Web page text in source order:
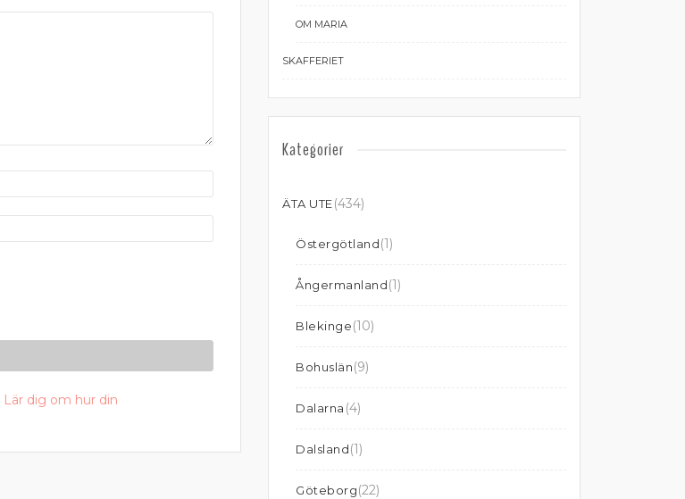
Lär dig om hur din
OM MARIA
SKAFFERIET
Kategorier
ÄTA UTE(434)
Östergötland(1)
Ångermanland(1)
Blekinge(10)
Bohuslän(9)
Dalarna (4)
Dalsland(1)
Göteborg(22)